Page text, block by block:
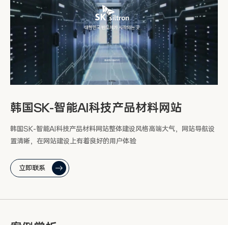
韩国SK-智能AI科技产品材料网站
韩国SK-智能AI科技产品材料网站整体建设风格高端大气，网站导航设
置清晰，在网站建设上有着良好的用户体验
立即联系